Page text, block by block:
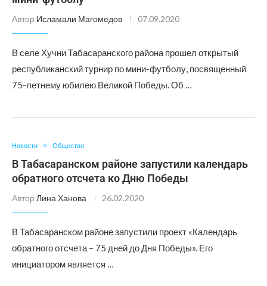
Автор Исламали Магомедов 07.09.2020
В селе Хучни Табасаранского района прошел открытый
республиканский турнир по мини-футболу, посвященный
75-летнему юбилею Великой Победы. Об …
Новости Общество
В Табасаранском районе запустили календарь
обратного отсчета ко Дню Победы
Автор Лина Ханова 26.02.2020
В Табасаранском районе запустили проект «Календарь
обратного отсчета – 75 дней до Дня Победы». Его
инициатором является …